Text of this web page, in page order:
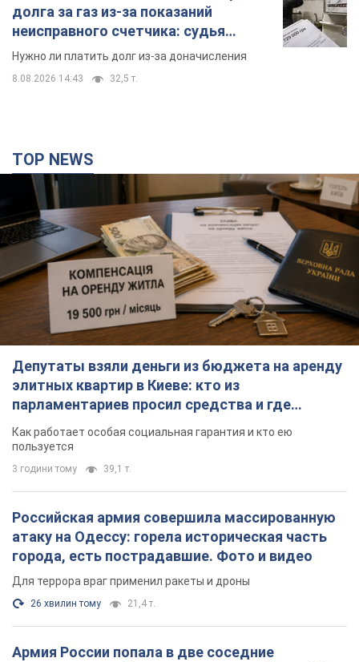
долга за газ из-за показаний
неисправного счетчика: судья
вынес неожиданное решение
Нужно ли платить долг из-за доначисления
8.08.2026 14:43 32,5 т.
TOP NEWS
Депутаты взяли деньги из бюджета на аренду
элитных квартир в Киеве: кто из
парламентариев просил средства и где
поселился
Как работает особая социальная гарантия и кто ею
пользуется
3 години тому 39,1 т.
Российская армия совершила массированную
атаку на Одессу: горела историческая часть
города, есть пострадавшие. Фото и видео
Для террора враг применил ракеты и дроны
26 хвилин тому 21,4 т.
Армия России попала в две соседние